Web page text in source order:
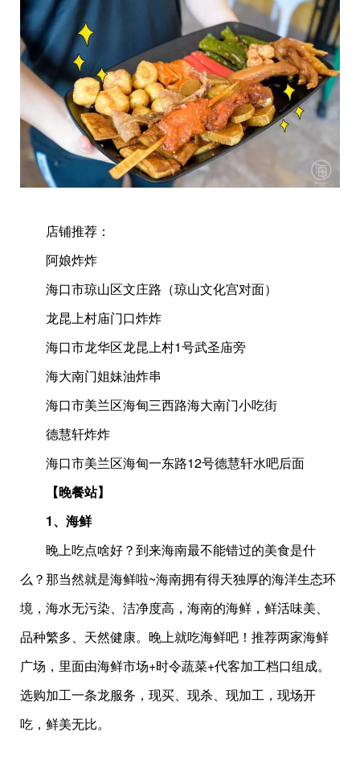
店铺推荐：
阿娘炸炸
海口市琼山区文庄路（琼山文化宫对面）
龙昆上村庙门口炸炸
海口市龙华区龙昆上村1号武圣庙旁
海大南门姐妹油炸串
海口市美兰区海甸三西路海大南门小吃街
德慧轩炸炸
海口市美兰区海甸一东路12号德慧轩水吧后面
【晚餐站】
1、海鲜
晚上吃点啥好？到来海南最不能错过的美食是什
么？那当然就是海鲜啦~海南拥有得天独厚的海洋生态环
境，海水无污染、洁净度高，海南的海鲜，鲜活味美、
品种繁多、天然健康。晚上就吃海鲜吧！推荐两家海鲜
广场，里面由海鲜市场+时令蔬菜+代客加工档口组成。
选购加工一条龙服务，现买、现杀、现加工，现场开
吃，鲜美无比。